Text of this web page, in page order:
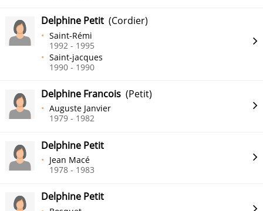
Delphine Petit (Cordier)
Saint-Rémi
1992 - 1995
Saint-jacques
1990 - 1990
Delphine Francois (Petit)
Auguste Janvier
1979 - 1982
Delphine Petit
Jean Macé
1978 - 1983
Delphine Petit